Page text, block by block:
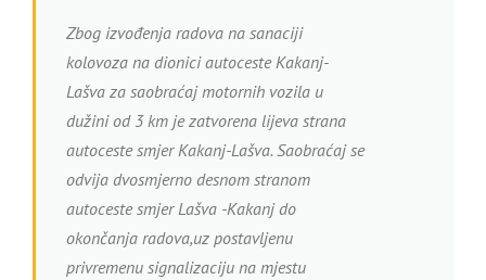
Zbog izvođenja radova na sanaciji
kolovoza na dionici autoceste Kakanj-
Lašva za saobraćaj motornih vozila u
dužini od 3 km je zatvorena lijeva strana
autoceste smjer Kakanj-Lašva. Saobraćaj se
odvija dvosmjerno desnom stranom
autoceste smjer Lašva -Kakanj do
okončanja radova,uz postavljenu
privremenu signalizaciju na mjestu